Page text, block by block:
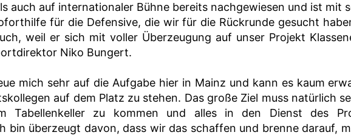
auch auf internationaler Bühne bereits nachgewiesen und ist mit
für die Defensive, die wir für die Rückrunde gesucht
weil er sich mit voller Überzeugung auf unser Projekt
Niko Bungert.
mich sehr auf die Aufgabe hier in Mainz und kann es kaum
auf dem Platz zu stehen. Das große Ziel muss natürlich
Tabellenkeller zu kommen und alles in den Dienst des
bin überzeugt davon, dass wir das schaffen und brenne darauf,